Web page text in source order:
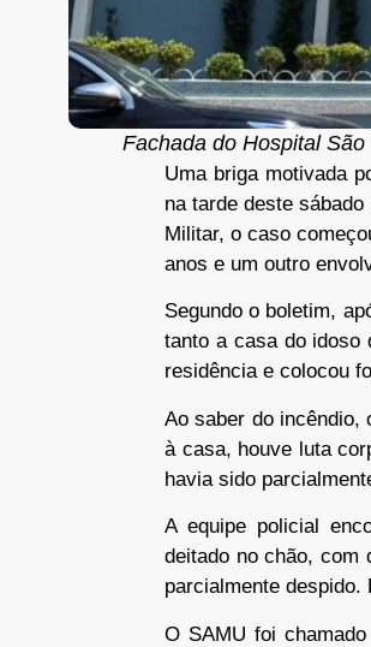
Fachada do Hospital
Uma briga motivada
na tarde deste
Militar, o caso
anos e um outro
Segundo o boletim,
tanto a casa do idoso
residência e colocou
Ao saber do incêndio,
à casa, houve luta
havia sido
A equipe policial
deitado no chão, com
parcialmente
O SAMU foi